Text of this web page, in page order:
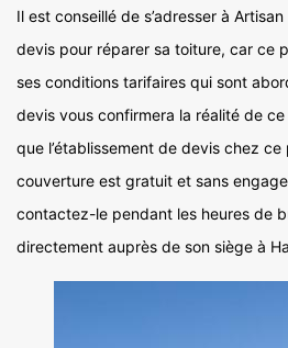
Il est conseillé de s’adresser à
devis pour réparer sa toiture, car ce
ses conditions tarifaires qui sont
devis vous confirmera la réalité de
que l’établissement de devis chez ce
couverture est gratuit et sans
contactez-le pendant les heures de
directement auprès de son siège à